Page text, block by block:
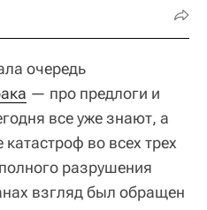
очередь
— про предлоги и
все уже знают, а
катастроф во всех трех
разрушения
взгляд был обращен